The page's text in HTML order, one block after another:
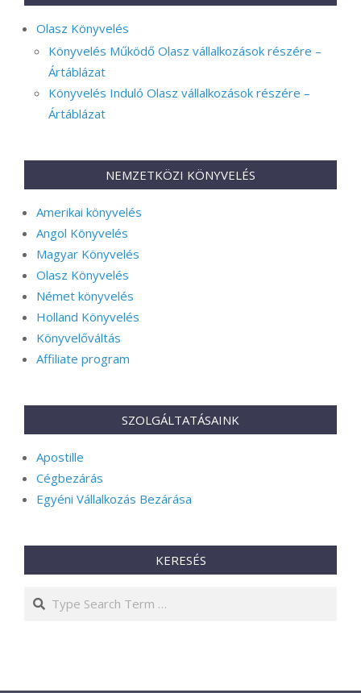
Olasz Könyvelés
Könyvelés Működő Olasz vállalkozások részére –
Ártáblázat
Könyvelés Induló Olasz vállalkozások részére –
Ártáblázat
NEMZETKÖZI KÖNYVELÉS
Amerikai könyvelés
Angol Könyvelés
Magyar Könyvelés
Olasz Könyvelés
Német könyvelés
Holland Könyvelés
Könyvelőváltás
Affiliate program
SZOLGÁLTATÁSAINK
Apostille
Cégbezárás
Egyéni Vállalkozás Bezárása
KERESÉS
Search